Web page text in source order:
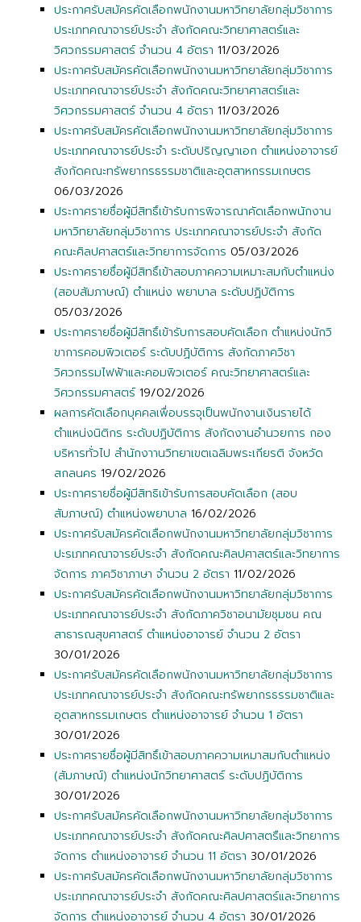
ประกาศรับสมัครคัดเลือกพนักงานมหาวิทยาลัยกลุ่มวิชาการ
ประเภทคณาจารย์ประจำ สังกัดคณะวิทยาศาสตร์และ
วิศวกรรมศาสตร์ จำนวน 4 อัตรา 11/03/2026
ประกาศรับสมัครคัดเลือกพนักงานมหาวิทยาลัยกลุ่มวิชาการ
ประเภทคณาจารย์ประจำ สังกัดคณะวิทยาศาสตร์และ
วิศวกรรมศาสตร์ จำนวน 4 อัตรา 11/03/2026
ประกาศรับสมัครคัดเลือกพนักงานมหาวิทยาลัยกลุ่มวิชาการ
ประเภทคณาจารย์ประจำ ระดับปริญญาเอก ตำแหน่งอาจารย์
สังกัดคณะทรัพยากรธรรมชาติและอุตสาหกรรมเกษตร
06/03/2026
ประกาศรายชื่อผู้มีสิทธิ์เข้ารับการพิจารณาคัดเลือกพนักงาน
มหาวิทยาลัยกลุ่มวิชาการ ประเภทคณาจารย์ประจำ สังกัด
คณะศิลปศาสตร์และวิทยาการจัดการ 05/03/2026
ประกาศรายชื่อผู้มีสิทธิ์เข้าสอบภาคความเหมาะสมกับตำแหน่ง
(สอบสัมภาษณ์) ตำแหน่ง พยาบาล ระดับปฏิบัติการ
05/03/2026
ประกาศรายชื่อผู้มีสิทธิ์เข้ารับการสอบคัดเลือก ตำแหน่งนักวิ
ขาการคอมพิวเตอร์ ระดับปฏิบัติการ สังกัดภาควิชา
วิศวกรรมไฟฟ้าและคอมพิวเตอร์ คณะวิทยาศาสตร์และ
วิศวกรรมศาสตร์19/02/2026
ผลการคัดเลือกบุคคลเพื่อบรรจุเป็นพนักงานเงินรายได้
ตำแหน่งนิติกร ระดับปฏิบัติการ สังกัดงานอำนวยการ กอง
บริหารทั่วไป สำนักงาานวิทยาเขตเฉลิมพระเกียรติ จังหวัด
สกลนคร 19/02/2026
ประกาศรายชื่อผู้มีสิทธิเข้ารับการสอบคัดเลือก (สอบ
สัมภาษณ์) ตำแหน่งพยาบาล 16/02/2026
ประกาศรับสมัครคัดเลือกพนักงานมหาวิทยาลัยกลุ่มวิชาการ
ปะรเภทคณาจารย์ประจำ สังกัดคณะศิลปศาสตร์และวิทยาการ
จัดการ ภาควิชาภาษา จำนวน 2 อัตรา 11/02/2026
ประกาศรับสมัครคัดเลือกพนักงานมหาวิทยาลัยกลุ่มวิชาการ
ประเภทคณาจารย์ประจำ สังกัดภาควิชาอนามัยชุมชน คณ
สาธารณสุขศาสตร์ ตำแหน่งอาจารย์ จำนวน 2 อัตรา
30/01/2026
ประกาศรับสมัครคัดเลือกพนักงานมหาวิทยาลัยกลุ่มวิชาการ
ประเภทคณาจารย์ประจำ สังกัดคณะทรัพยากรธรรมชาติและ
อุตสาหกรรมเกษตร ตำแหน่งอาจารย์ จำนวน 1 อัตรา
30/01/2026
ประกาศรายชื่อผู้มีสิทธิ์เข้าสอบภาคความเหมาสมกับตำแหน่ง
(สัมภาษณ์) ตำแหน่งนักวิทยาศาสตร์ ระดับปฏิบัติการ
30/01/2026
ประกาศรับสมัครคัดเลือกพนักงานมหาวิทยาลัยกลุ่มวิชาการ
ประเภทคณาจารย์ประจำ สังกัดคณะศิลปศาสตรืและวิทยาการ
จัดการ ตำแหน่งอาจารย์ จำนวน 11 อัตรา 30/01/2026
ประกาศรับสมัครคัดเลือกพนักงานมหาวิทยาลัยกลุ่มวิชาการ
ประเภทคณาจารย์ประจำ สังกัดคณะศิลปศาสตร์และวิทยาการ
จัดการ ตำแหน่งอาจารย์ จำนวน 4 อัตรา 30/01/2026